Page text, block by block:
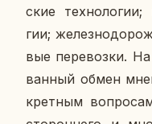
ские
гии;
вые пе­ре­воз­ки.
ван­ный обмен
крет­ным